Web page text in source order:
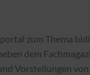
zum Thema
dem
Vorstellungen